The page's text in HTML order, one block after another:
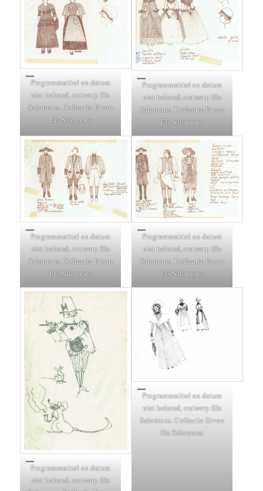
Programmatitel en datum
niet bekend, ontwerp Els
Salomons. Collectie Erven
Els Salomons
Programmatitel en datum
niet bekend, ontwerp Els
Salomons. Collectie Erven
Els Salomons
Programmatitel en datum
niet bekend, ontwerp Els
Salomons. Collectie Erven
Els Salomons
Programmatitel en datum
niet bekend, ontwerp Els
Salomons. Collectie Erven
Els Salomons
Programmatitel en datum
niet bekend, ontwerp Els
Programmatitel en datum
niet bekend, ontwerp Els
Salomons. Collectie Erven
Els Salomons